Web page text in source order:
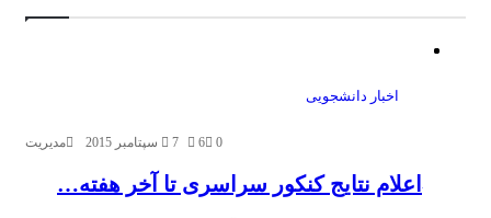
اخبار دانشجویی
مدیریت 7 سپتامبر 2015 0
6
اعلام نتایج کنکور سراسری تا آخر هفته…
برج
آزادی
راهکارهای
خودروهای
برقی